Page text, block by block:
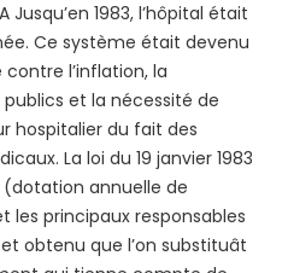
1983, l’hôpital était
Ce système était devenu
l’inflation, la
et la nécessité de
hospitalier du fait des
La loi du 19 janvier 1983
annuelle de
les principaux responsables
obtenu que l’on substituât